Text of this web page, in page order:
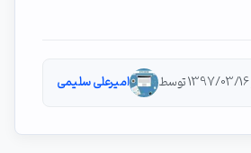
امیرعلی سلیمی